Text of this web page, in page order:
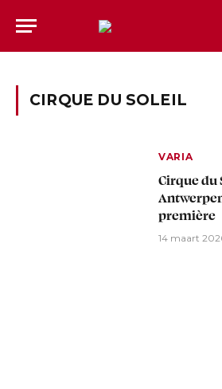
CIRQUE DU SOLEIL
VARIA
Cirque du
première
14 maart